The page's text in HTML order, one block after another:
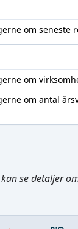
om seneste
om
om antal
se detaljer